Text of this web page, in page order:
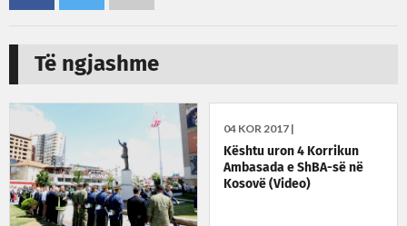
Të ngjashme
04 KOR 2017 |
Kështu uron 4 Korrikun
Ambasada e ShBA-së në
Kosovë (Video)